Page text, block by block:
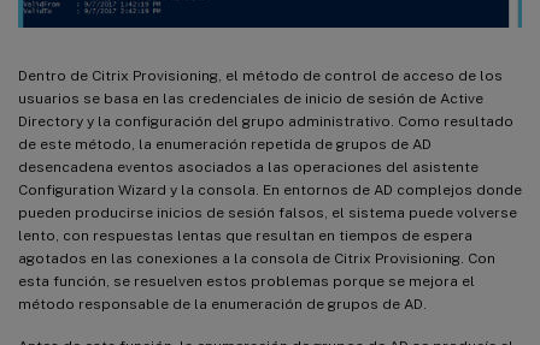
Dentro de Citrix Provisioning, el método de control de acceso de los
usuarios se basa en las credenciales de inicio de sesión de Active
Directory y la configuración del grupo administrativo. Como resultado
de este método, la enumeración repetida de grupos de AD
desencadena eventos asociados a las operaciones del asistente
Configuration Wizard y la consola. En entornos de AD complejos donde
pueden producirse inicios de sesión falsos, el sistema puede volverse
lento, con respuestas lentas que resultan en tiempos de espera
agotados en las conexiones a la consola de Citrix Provisioning. Con
esta función, se resuelven estos problemas porque se mejora el
método responsable de la enumeración de grupos de AD.